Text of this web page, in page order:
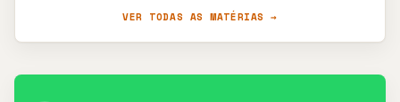
VER TODAS AS MATÉRIAS →